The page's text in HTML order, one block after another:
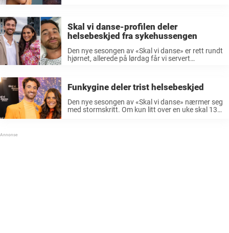
Skal vi danse-profilen deler
helsebeskjed fra sykehussengen
Den nye sesongen av «Skal vi danse» er rett rundt
hjørnet, allerede på lørdag får vi servert
Funkygine deler trist helsebeskjed
Den nye sesongen av «Skal vi danse» nærmer seg
med stormskritt. Om kun litt over en uke skal 13